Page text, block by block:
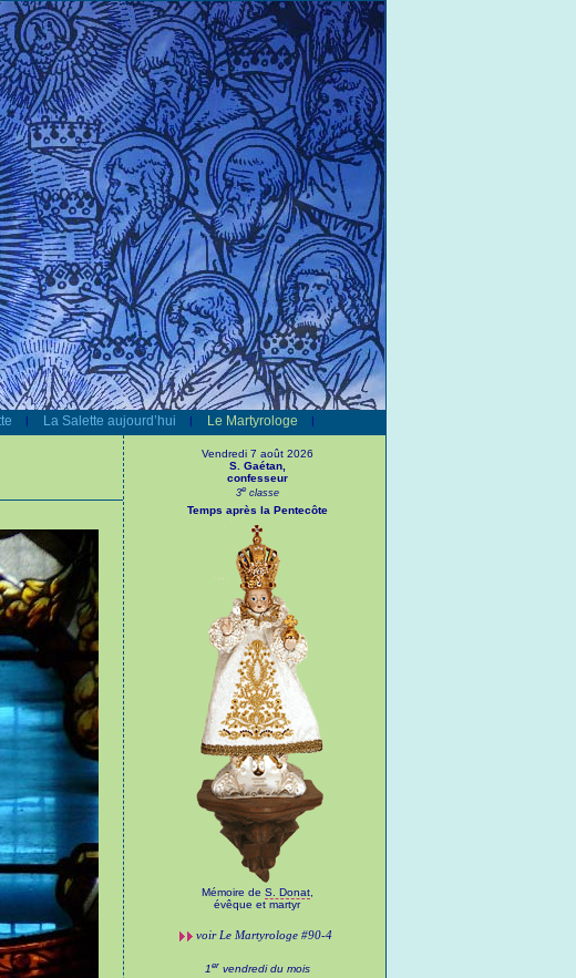
| La Salette aujourd’hui | Le Martyrologe |
Vendredi 7 août 2026
S. Gaétan,
confesseur
3eclasse
Temps après la Pentecôte
Mémoire de S. Donat,
évêque et martyr
voir Le Martyrologe#90-4
1ervendredi du mois